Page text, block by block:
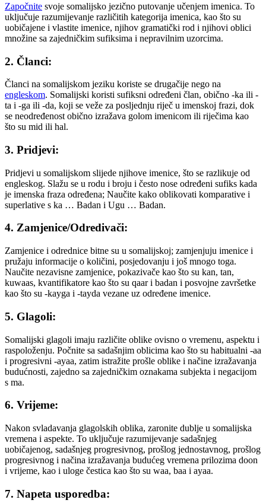
Započnite svoje somalijsko jezično putovanje učenjem imenica. To
uključuje razumijevanje različitih kategorija imenica, kao što su
uobičajene i vlastite imenice, njihov gramatički rod i njihovi oblici
množine sa zajedničkim sufiksima i nepravilnim uzorcima.
2. Članci:
Članci na somalijskom jeziku koriste se drugačije nego na
engleskom. Somalijski koristi sufiksni određeni član, obično -ka ili -
ta i -ga ili -da, koji se veže za posljednju riječ u imenskoj frazi, dok
se neodređenost obično izražava golom imenicom ili riječima kao
što su mid ili hal.
3. Pridjevi:
Pridjevi u somalijskom slijede njihove imenice, što se razlikuje od
engleskog. Slažu se u rodu i broju i često nose određeni sufiks kada
je imenska fraza određena; Naučite kako oblikovati komparative i
superlative s ka … Badan i Ugu … Badan.
4. Zamjenice/Odredivači:
Zamjenice i odrednice bitne su u somalijskoj; zamjenjuju imenice i
pružaju informacije o količini, posjedovanju i još mnogo toga.
Naučite nezavisne zamjenice, pokazivače kao što su kan, tan,
kuwaas, kvantifikatore kao što su qaar i badan i posvojne završetke
kao što su -kayga i -tayda vezane uz određene imenice.
5. Glagoli:
Somalijski glagoli imaju različite oblike ovisno o vremenu, aspektu i
raspoloženju. Počnite sa sadašnjim oblicima kao što su habitualni -aa
i progresivni -ayaa, zatim istražite prošle oblike i načine izražavanja
budućnosti, zajedno sa zajedničkim oznakama subjekta i negacijom
s ma.
6. Vrijeme:
Nakon svladavanja glagolskih oblika, zaronite dublje u somalijska
vremena i aspekte. To uključuje razumijevanje sadašnjeg
uobičajenog, sadašnjeg progresivnog, prošlog jednostavnog, prošlog
progresivnog i načina izražavanja budućeg vremena prilozima doon
i vrijeme, kao i uloge čestica kao što su waa, baa i ayaa.
7. Napeta usporedba: